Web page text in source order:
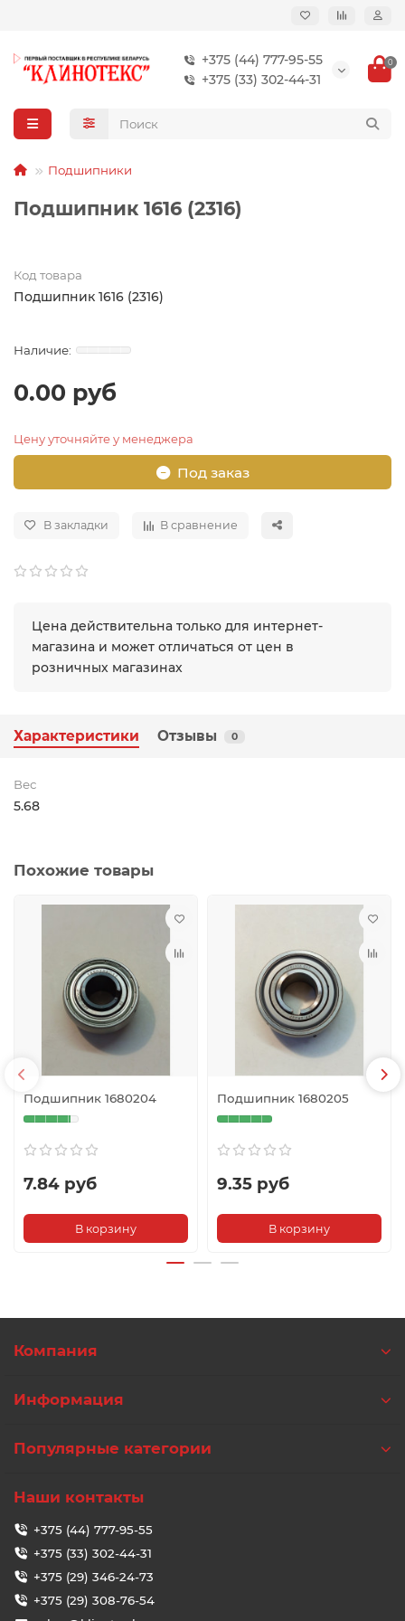
+375 (44) 777-95-55
+375 (33) 302-44-31
0
Подшипники
Подшипник 1616 (2316)
Код товара
Подшипник 1616 (2316)
0.00 руб
Цену уточняйте у менеджера
Под заказ
В закладки В сравнение
Цена действительна только для интернет-
магазина и может отличаться от цен в
розничных магазинах
Характеристики Отзывы 0
Вес
5.68
Похожие товары
Подшипник 1680204
7.84 руб
В корзину
Подшипник 1680205
9.35 руб
В корзину
Компания
Информация
Популярные категории
Наши контакты
+375 (44) 777-95-55
+375 (33) 302-44-31
+375 (29) 346-24-73
+375 (29) 308-76-54